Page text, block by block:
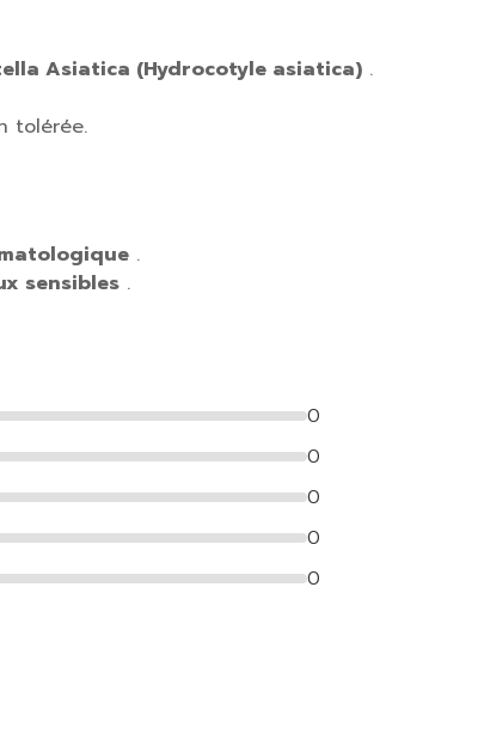
Asiatica (Hydrocotyle asiatica) .
tolérée.
.
sensibles .
0
0
0
0
0